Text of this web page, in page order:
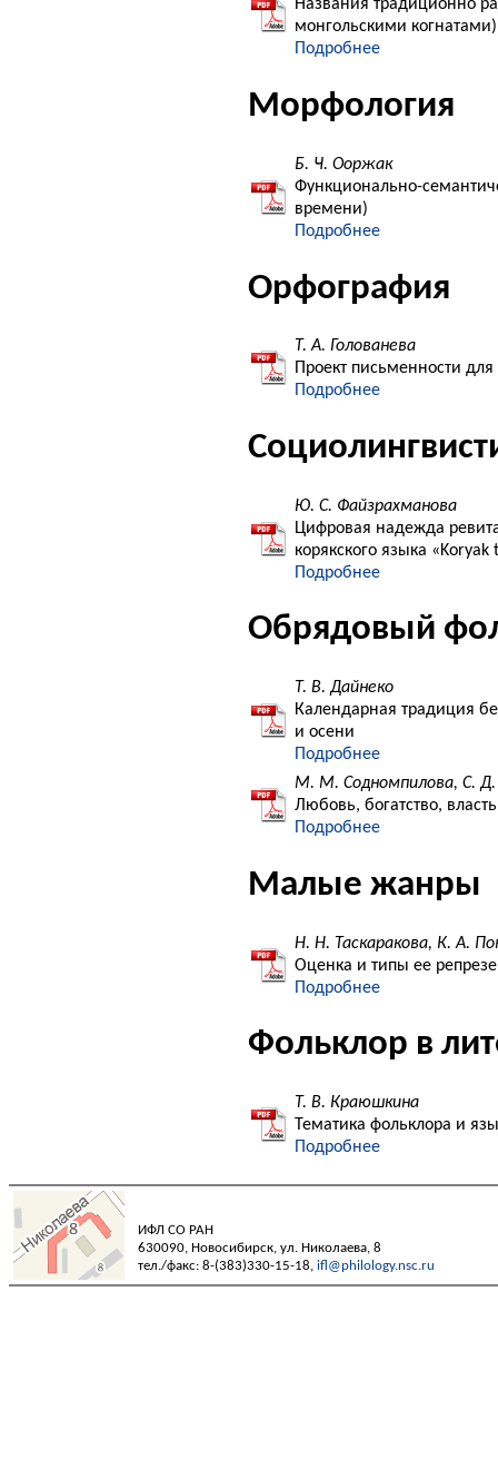
Названия традиционно
монгольскими когнатами)
Подробнее
Морфология
Б. Ч. Ооржак
Функционально-
времени)
Подробнее
Орфография
Т. А. Голованева
Проект письменности
Подробнее
Ю. С. Файзрахманова
Цифровая надежда
корякского языка «Koryak
Подробнее
Обрядовый
Т. В. Дайнеко
Календарная традиция
и осени
Подробнее
М. М. Содномпилова, С. Д.
Любовь, богатство,
Подробнее
Малые жанры
Н. Н. Таскаракова, К. А.
Оценка и типы ее
Подробнее
Фольклор в
Т. В. Краюшкина
Тематика фольклора и
Подробнее
ИФЛ СО РАН
630090, Новосибирск, ул. Николаева, 8
тел./факс: 8-(383)330-15-18, ifl@philology.nsc.ru